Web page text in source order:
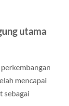
utama
mencapai
sebagai